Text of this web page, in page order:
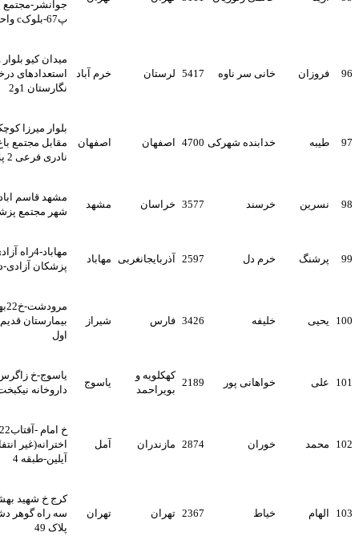
جوانشر-مجتمع پزشکان فارابی-
خانی سر ناوه 5417 لرستان خرم آباد
میدان کیو بلوار ولایت جنب
استعدادهای درخشان بین
خدابنده شهرکی 4700 اصفهان اصفهان
بلوار میرزا کوچک خان خ باغ زیار
مقابل مجتمع باغ سرو کوچه
خرسند 3577 مشهد
مشهد قاسم اباد چهارراه نادر
شهر مجتمع پزشکی امام رضا
خرم دل 2597 آذربایجانغربی مهاباد
مهاباد-4راه آزادی-ساختمان
پزشکان آزادی-دفتر کار مامائی
خلیفه 3426 شیراز
مرودشت-خ22بهمن-پشت
بیمارستان قدیم-کوی 4-درب
خواهانی پور 2189
بویراحمد
یاسوج
یاسوج-خ زاگرس-روبروی
داروخانه نیکبخت
خوران 2874 آمل
خ امام -آفتاب22-بالاتر ازمدرسه
اخترانه(غیر انتفاعی)مجتمع
خیاط 2367 تهران
کرج خ شهید بهشتی نرسیده به
سه راه گوهر دشت خ انقلاب